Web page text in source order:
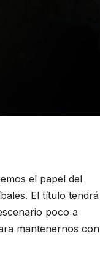
el papel del
El título tendrá
poco a
mantenernos con